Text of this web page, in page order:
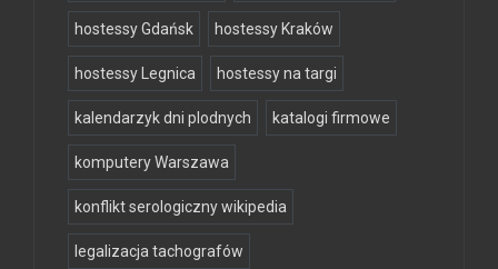
hostessy Gdańsk hostessy Kraków
hostessy Legnica hostessy na targi
kalendarzyk dni plodnych katalogi firmowe
komputery Warszawa
konflikt serologiczny wikipedia
legalizacja tachografów